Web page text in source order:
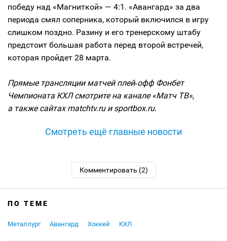
победу над «Магниткой» — 4:1. «Авангард» за два
периода смял соперника, который включился в игру
слишком поздно. Разину и его тренерскому штабу
предстоит большая работа перед второй встречей,
которая пройдет 28 марта.
Прямые трансляции матчей плей‑офф Фонбет
Чемпионата КХЛ смотрите на канале «Матч ТВ»,
а также сайтах matchtv.ru и sportbox.ru.
Смотреть ещё главные новости
Комментировать (2)
ПО ТЕМЕ
Металлург Авангард Хоккей КХЛ